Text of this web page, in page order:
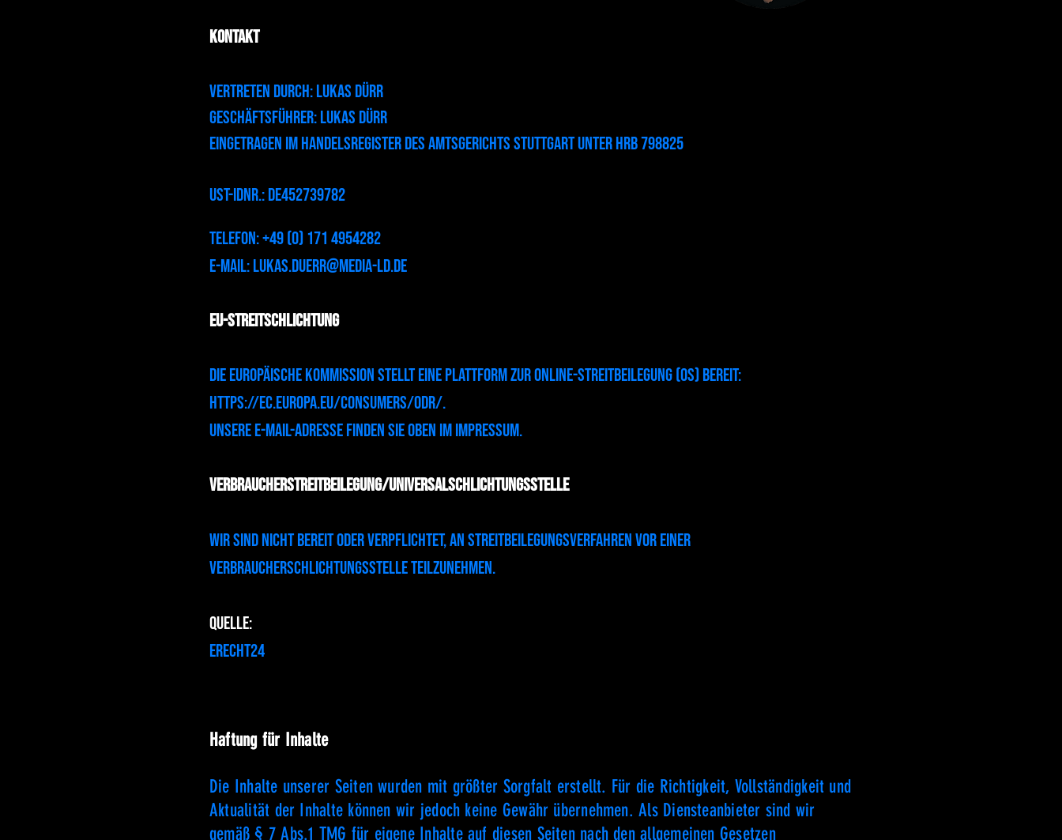
Kontakt
Vertreten durch: Lukas Dürr
Geschäftsführer: Lukas Dürr
Eingetragen im Handelsregister des Amtsgerichts Stuttgart unter HRB 798825
USt-IdNr.: DE452739782
Telefon: +49 (0) 171 4954282
E-Mail:lukas.duerr@media-ld.de
EU-Streitschlichtung
Die Europäische Kommission stellt eine Plattform zur Online-Streitbeilegung (OS) bereit:
https://ec.europa.eu/consumers/odr/.
Unsere E-Mail-Adresse finden Sie oben im Impressum.
Verbraucherstreitbeilegung/Universalschlichtungsstelle
Wir sind nicht bereit oder verpflichtet, an Streitbeilegungsverfahren vor einer
Verbraucherschlichtungsstelle teilzunehmen.
Quelle:
eRecht24
Haftung für Inhalte
Die Inhalte unserer Seiten wurden mit größter Sorgfalt erstellt. Für die Richtigkeit, Vollständigkeit und
Aktualität der Inhalte können wir jedoch keine Gewähr übernehmen. Als Diensteanbieter sind wir
gemäß § 7 Abs.1 TMG für eigene Inhalte auf diesen Seiten nach den allgemeinen Gesetzen